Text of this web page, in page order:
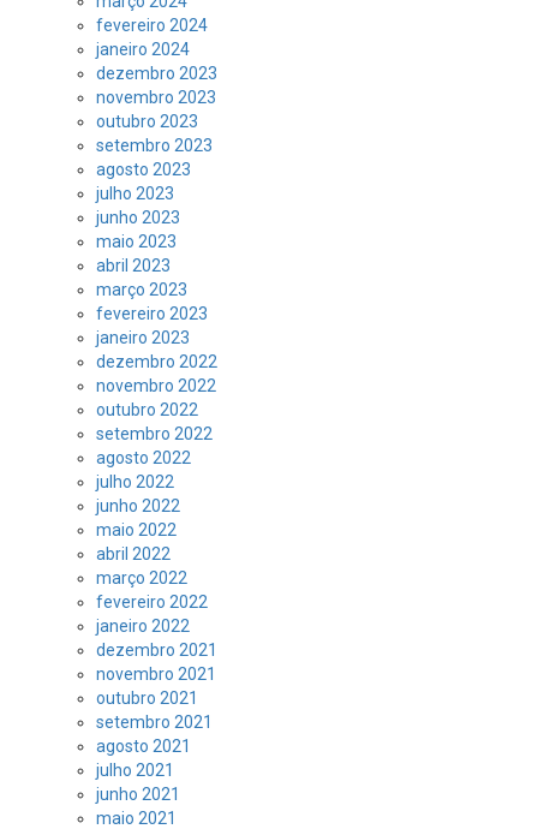
fevereiro 2024
janeiro 2024
dezembro 2023
novembro 2023
outubro 2023
setembro 2023
agosto 2023
julho 2023
junho 2023
maio 2023
abril 2023
março 2023
fevereiro 2023
janeiro 2023
dezembro 2022
novembro 2022
outubro 2022
setembro 2022
agosto 2022
julho 2022
junho 2022
maio 2022
abril 2022
março 2022
fevereiro 2022
janeiro 2022
dezembro 2021
novembro 2021
outubro 2021
setembro 2021
agosto 2021
julho 2021
junho 2021
maio 2021